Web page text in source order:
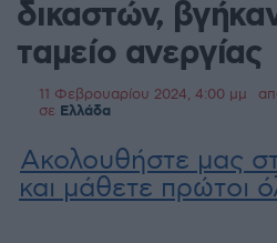
δικαστών,
ταμείο ανεργίας
11 Φεβρουαρίου 2024, 4:00 μμ
σε Ελλάδα
Ακολουθήστε μας
και μάθετε πρώτοι